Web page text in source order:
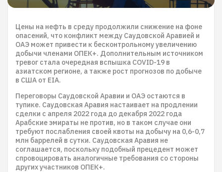
Цены на нефть в среду продолжили снижение на фоне
опасений, что конфликт между Саудовской Аравией и
ОАЭ может привести к бесконтрольному увеличению
добычи членами ОПЕК+. Дополнительным источником
тревог стала очередная вспышка COVID-19 в
азиатском регионе, а также рост прогнозов по добыче
в США от EIA.
Переговоры Саудовской Аравии и ОАЭ остаются в
тупике. Саудовская Аравия настаивает на продлении
сделки с апреля 2022 года до декабря 2022 года
Арабские эмираты не против, но в таком случае они
требуют послабления своей квоты на добычу на 0,6-0,7
млн баррелей в сутки. Саудовская Аравия не
соглашается, поскольку подобный прецедент может
спровоцировать аналогичные требования со стороны
других участников ОПЕК+.